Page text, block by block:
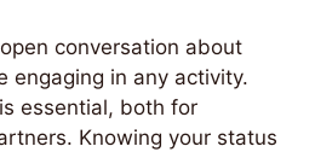
conversation about
engaging in any activity.
essential, both for
Knowing your status